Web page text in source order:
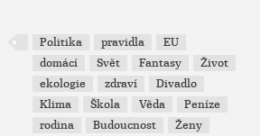
Politika pravidla
EU
domácí
Svět Fantasy
Život
ekologie
zdraví
Divadlo
Klima
Škola Věda
Peníze
rodina
Budoucnost
Ženy